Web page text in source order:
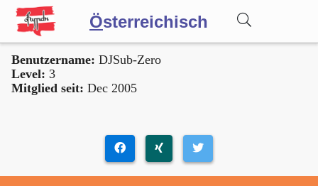
Österreichisch
Wörterbuch
Benutzername: DJSub-Zero
Level: 3
Mitglied seit: Dec 2005